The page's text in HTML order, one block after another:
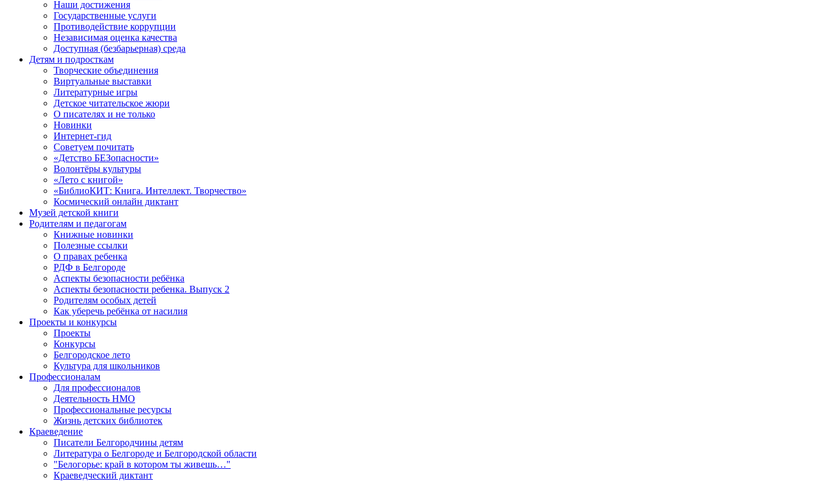
Наши достижения
Государственные услуги
Противодействие коррупции
Независимая оценка качества
Доступная (безбарьерная) среда
Детям и подросткам
Творческие объединения
Виртуальные выставки
Литературные игры
Детское читательское жюри
О писателях и не только
Новинки
Интернет-гид
Советуем почитать
«Детство БЕЗопасности»
Волонтёры культуры
«Лето с книгой»
«БиблиоКИТ: Книга. Интеллект. Творчество»
Космический онлайн диктант
Музей детской книги
Родителям и педагогам
Книжные новинки
Полезные ссылки
О правах ребенка
РДФ в Белгороде
Аспекты безопасности ребёнка
Аспекты безопасности ребенка. Выпуск 2
Родителям особых детей
Как уберечь ребёнка от насилия
Проекты и конкурсы
Проекты
Конкурсы
Белгородское лето
Культура для школьников
Профессионалам
Для профессионалов
Деятельность НМО
Профессиональные ресурсы
Жизнь детских библиотек
Краеведение
Писатели Белгородчины детям
Литература о Белгороде и Белгородской области
"Белогорье: край в котором ты живешь…"
Краеведческий диктант